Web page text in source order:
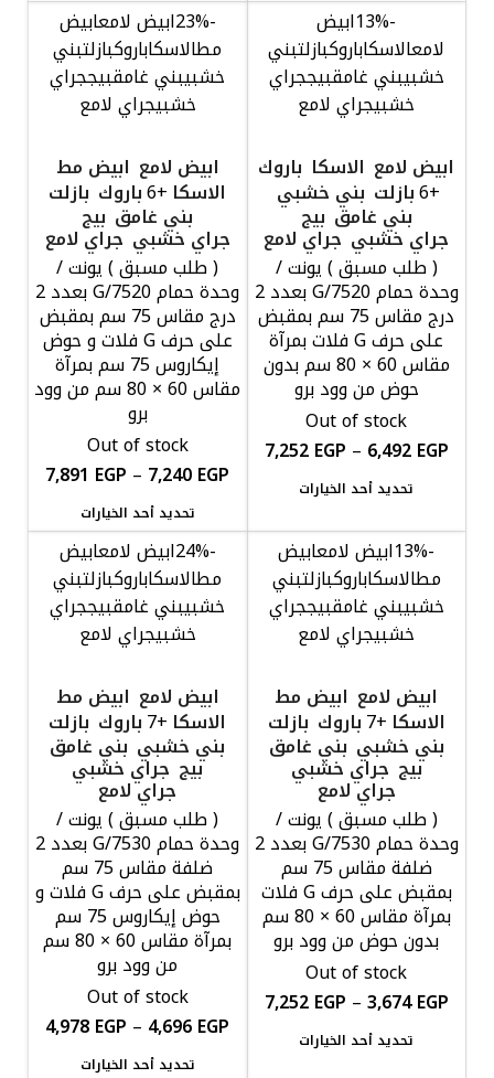
-13%
ابيض
لامعالاسكاباروكبازلتبني
خشبيبني غامقبيججراي
خشبيجراي لامع
ابيض لامع الاسكا باروك
+6 بازلت بني خشبي
بني غامق بيج
جراي خشبي جراي لامع
( طلب مسبق ) يونت /
وحدة حمام G/7520 بعدد 2
درج مقاس 75 سم بمقبض
على حرف G فلات بمرآة
مقاس 60 × 80 سم بدون
حوض من وود برو
Out of stock
6,492EGP
–
7,252EGP
تحديد أحد الخيارات
-23% ابيض لامعابيض
مطالاسكاباروكبازلتبني
خشبيبني غامقبيججراي
خشبيجراي لامع
ابيض لامع ابيض مط
الاسكا +6 باروك بازلت
بني غامق بيج
جراي خشبي جراي لامع
( طلب مسبق ) يونت /
وحدة حمام G/7520 بعدد 2
درج مقاس 75 سم بمقبض
على حرف G فلات و حوض
إيكاروس 75 سم بمرآة
مقاس 60 × 80 سم من وود
برو
Out of stock
7,240EGP
–
7,891 EGP
تحديد أحد الخيارات
-13% ابيض لامعابيض
مطالاسكاباروكبازلتبني
خشبيبني غامقبيججراي
خشبيجراي لامع
ابيض لامع ابيض مط
الاسكا +7 باروك بازلت
بني خشبي بني غامق
بيج جراي خشبي
جراي لامع
( طلب مسبق ) يونت /
وحدة حمام G/7530 بعدد 2
ضلفة مقاس 75 سم
بمقبض على حرف G فلات
بمرآة مقاس 60 × 80 سم
بدون حوض من وود برو
Out of stock
3,674EGP
–
7,252EGP
تحديد أحد الخيارات
-24% ابيض لامعابيض
مطالاسكاباروكبازلتبني
خشبيبني غامقبيججراي
خشبيجراي لامع
ابيض لامع ابيض مط
الاسكا +7 باروك بازلت
بني خشبي بني غامق
بيج جراي خشبي
جراي لامع
( طلب مسبق ) يونت /
وحدة حمام G/7530 بعدد 2
ضلفة مقاس 75 سم
بمقبض على حرف G فلات و
حوض إيكاروس 75 سم
بمرآة مقاس 60 × 80 سم
من وود برو
Out of stock
4,696EGP
–
4,978EGP
تحديد أحد الخيارات